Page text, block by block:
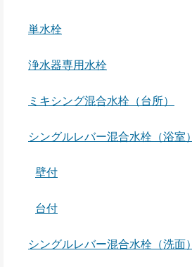
単水栓
浄水器専用水栓
ミキシング混合水栓（台所）
シングルレバー混合水栓（浴室）
壁付
台付
シングルレバー混合水栓（洗面）